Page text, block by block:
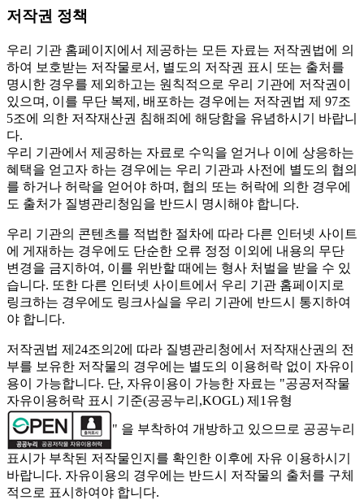
저작권 정책
우리 기관 홈페이지에서 제공하는 모든 자료는 저작권법에 의
하여 보호받는 저작물로서, 별도의 저작권 표시 또는 출처를
명시한 경우를 제외하고는 원칙적으로 우리 기관에 저작권이
있으며, 이를 무단 복제, 배포하는 경우에는 저작권법 제 97조
5조에 의한 저작재산권 침해죄에 해당함을 유념하시기 바랍니
다.
우리 기관에서 제공하는 자료로 수익을 얻거나 이에 상응하는
혜택을 얻고자 하는 경우에는 우리 기관과 사전에 별도의 협의
를 하거나 허락을 얻어야 하며, 협의 또는 허락에 의한 경우에
도 출처가 질병관리청임을 반드시 명시해야 합니다.
우리 기관의 콘텐츠를 적법한 절차에 따라 다른 인터넷 사이트
에 게재하는 경우에도 단순한 오류 정정 이외에 내용의 무단
변경을 금지하여, 이를 위반할 때에는 형사 처벌을 받을 수 있
습니다. 또한 다른 인터넷 사이트에서 우리 기관 홈페이지로
링크하는 경우에도 링크사실을 우리 기관에 반드시 통지하여
야 합니다.
저작권법 제24조의2에 따라 질병관리청에서 저작재산권의 전
부를 보유한 저작물의 경우에는 별도의 이용허락 없이 자유이
용이 가능합니다. 단, 자유이용이 가능한 자료는 "공공저작물
자유이용허락 표시 기준(공공누리,KOGL) 제1유형
" 을 부착하여 개방하고 있으므로 공공누리
표시가 부착된 저작물인지를 확인한 이후에 자유 이용하시기
바랍니다. 자유이용의 경우에는 반드시 저작물의 출처를 구체
적으로 표시하여야 합니다.